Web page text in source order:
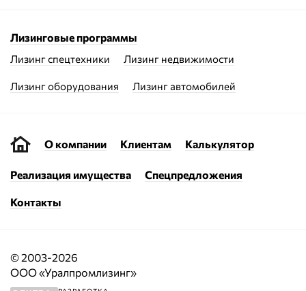
Лизинговые программы
Лизинг спецтехники Лизинг недвижимости
Лизинг оборудования Лизинг автомобилей
О компании Клиентам Калькулятор
Реализация имущества Спецпредложения
Контакты
© 2003-2026
ООО «Уралпромлизинг»